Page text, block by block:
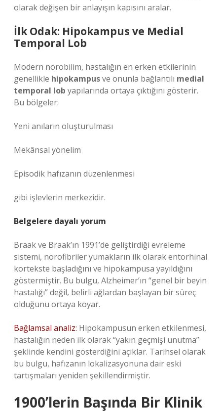
olarak değişen bir anlayışın kapısını aralar.
İlk Odak: Hipokampus ve Medial
Temporal Lob
Modern nörobilim, hastalığın en erken etkilerinin
genellikle hipokampusve onunla bağlantılı medial
temporal lob yapılarında ortaya çıktığını gösterir.
Bu bölgeler:
Yeni anıların oluşturulması
Mekânsal yönelim
Episodik hafızanın düzenlenmesi
gibi işlevlerin merkezidir.
Belgelere dayalı yorum
Braak ve Braak’ın 1991’de geliştirdiği evreleme
sistemi, nörofibriler yumakların ilk olarak entorhinal
kortekste başladığını ve hipokampusa yayıldığını
göstermiştir. Bu bulgu, Alzheimer’ın “genel bir beyin
hastalığı” değil, belirli ağlardan başlayan bir süreç
olduğunu ortaya koyar.
Bağlamsal analiz: Hipokampusun erken etkilenmesi,
hastalığın neden ilk olarak “yakın geçmişi unutma”
şeklinde kendini gösterdiğini açıklar. Tarihsel olarak
bu bulgu, hafızanın lokalizasyonuna dair eski
tartışmaları yeniden şekillendirmiştir.
1900’lerin Başında Bir Klinik